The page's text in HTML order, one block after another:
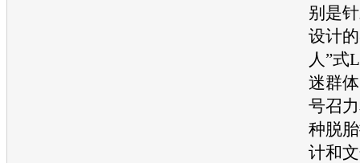
别是
设计
人”式
迷群
号召
种脱
计和